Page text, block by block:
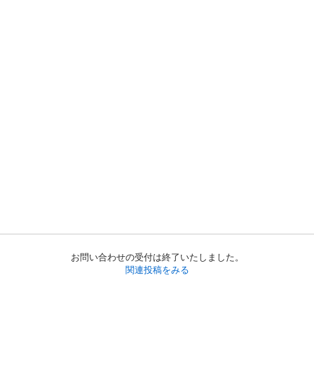
お問い合わせの受付は終了いたしました。
関連投稿をみる